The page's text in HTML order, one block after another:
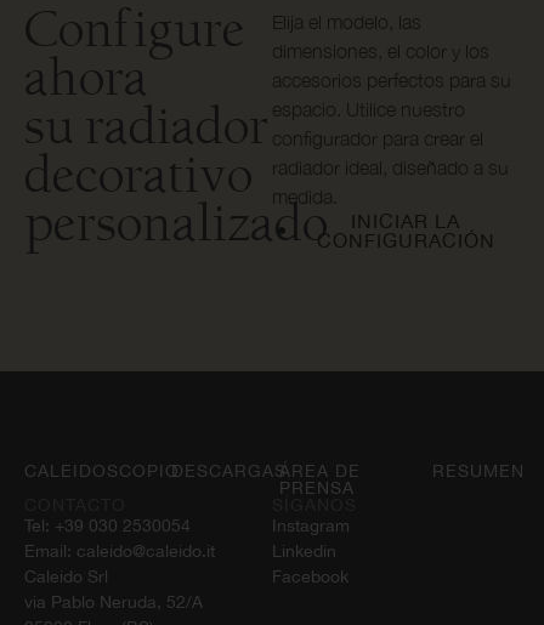
Configure
ahora
su radiador
decorativo
personalizado
Elija el modelo, las
dimensiones, el color y los
accesorios perfectos para su
espacio. Utilice nuestro
configurador para crear el
radiador ideal, diseñado a su
medida.
INICIAR LA
CONFIGURACIÓN
Tel: +39 030 2530054
Email: caleido@caleido.it
Caleido Srl
via Pablo Neruda, 52/A
Instagram
Linkedin
Facebook
CALEIDOSCOPIODESCARGASÁREA DE
PRENSA
RESUMEN